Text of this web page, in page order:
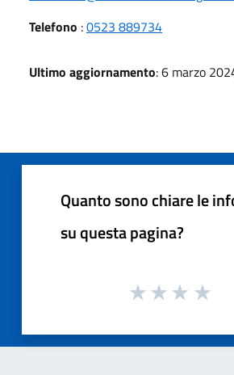
Telefono :0523 889734
Ultimo aggiornamento: 6 marzo
Quanto sono chiare le
su questa pagina?